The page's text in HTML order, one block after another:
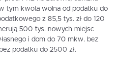
tym kwota wolna od podatku do
z 85,5 tys. zł do 120
500 tys. nowych miejsc
i dom do 70 mkw. bez
podatku do 2500 zł.